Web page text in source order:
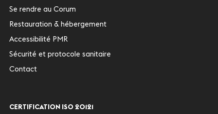
Se rendre au Corum
Restauration & hébergement
Accessibilité PMR
Sécurité et protocole sanitaire
Contact
CERTIFICATION ISO 20121